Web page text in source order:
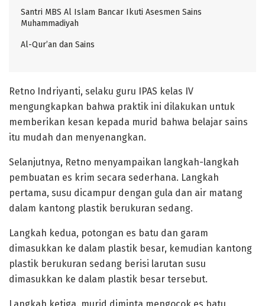
Santri MBS Al Islam Bancar Ikuti Asesmen Sains
Muhammadiyah
Al-Qur’an dan Sains
Retno Indriyanti, selaku guru IPAS kelas IV
mengungkapkan bahwa praktik ini dilakukan untuk
memberikan kesan kepada murid bahwa belajar sains
itu mudah dan menyenangkan.
Selanjutnya, Retno menyampaikan langkah-langkah
pembuatan es krim secara sederhana. Langkah
pertama, susu dicampur dengan gula dan air matang
dalam kantong plastik berukuran sedang.
Langkah kedua, potongan es batu dan garam
dimasukkan ke dalam plastik besar, kemudian kantong
plastik berukuran sedang berisi larutan susu
dimasukkan ke dalam plastik besar tersebut.